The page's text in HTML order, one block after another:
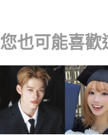
您也可能喜歡